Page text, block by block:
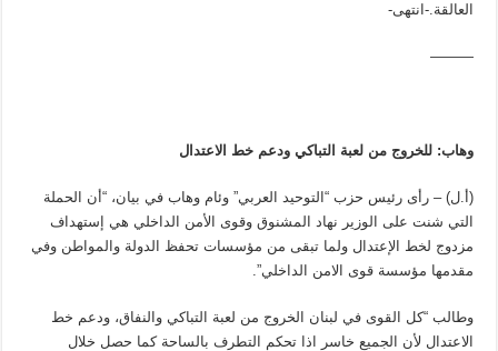
العالقة.-انتهى-
———
وهاب: للخروج من لعبة التباكي ودعم خط الاعتدال
(أ.ل) – رأى رئيس حزب “التوحيد العربي” وئام وهاب في بيان، “أن الحملة
التي شنت على الوزير نهاد المشنوق وقوى الأمن الداخلي هي إستهداف
مزدوج لخط الإعتدال ولما تبقى من مؤسسات تحفظ الدولة والمواطن وفي
مقدمها مؤسسة قوى الامن الداخلي”.
وطالب “كل القوى في لبنان الخروج من لعبة التباكي والنفاق، ودعم خط
الاعتدال لأن الجميع خاسر اذا تحكم التطرف بالساحة كما حصل خلال